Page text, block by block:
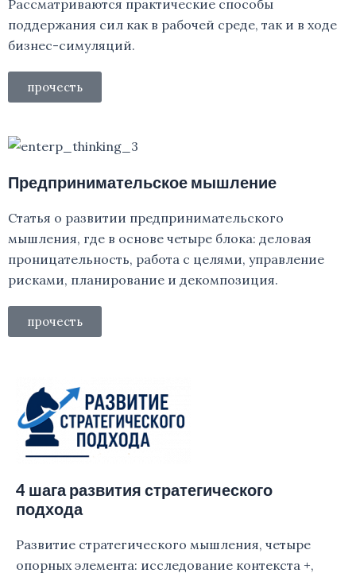
Рассматриваются практические способы
поддержания сил как в рабочей среде, так и в ходе
бизнес-симуляций.
прочесть
Предпринимательское мышление
Статья о развитии предпринимательского
мышления, где в основе четыре блока: деловая
проницательность, работа с целями, управление
рисками, планирование и декомпозиция.
прочесть
4 шага развития стратегического
подхода
Развитие стратегического мышления, четыре
опорных элемента: исследование контекста +,